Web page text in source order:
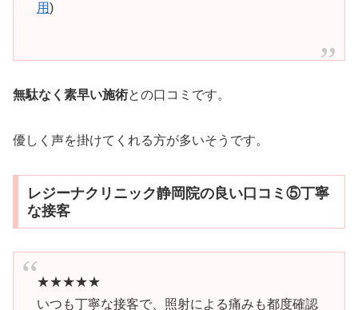
用)
無駄なく素早い施術との口コミです。
優しく声を掛けてくれる方が多いそうです。
レジーナクリニック静岡院の良い口コミ⑤丁寧
な接客
★★★★★
いつも丁寧な接客で、照射による痛みも都度確認